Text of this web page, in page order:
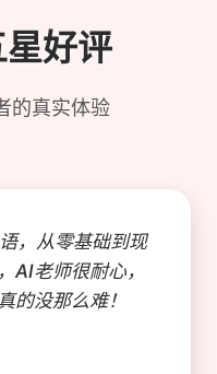
好评
的真实体验
，从零基础到现
AI老师很耐心，
的没那么难！